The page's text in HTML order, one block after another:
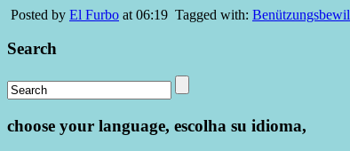
Posted by El Furbo at 06:19 Tagged with:
Search
choose your language, escolha su idioma,